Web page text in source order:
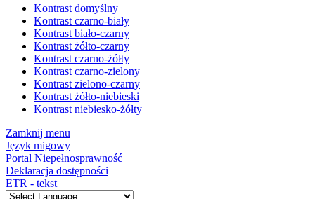
Kontrast domyślny
Kontrast czarno-biały
Kontrast biało-czarny
Kontrast żółto-czarny
Kontrast czarno-żółty
Kontrast czarno-zielony
Kontrast zielono-czarny
Kontrast żółto-niebieski
Kontrast niebiesko-żółty
Zamknij menu
Język migowy
Portal Niepełnosprawność
Deklaracja dostępności
ETR - tekst